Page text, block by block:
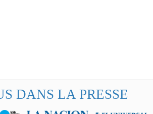
DANS LA PRESSE